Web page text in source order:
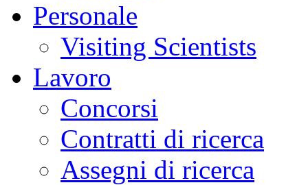
Personale
Visiting Scientists
Lavoro
Concorsi
Contratti di ricerca
Assegni di ricerca